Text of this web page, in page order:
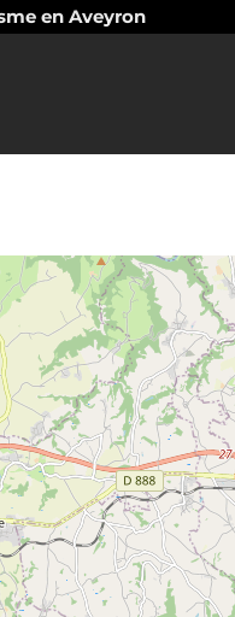
en Aveyron